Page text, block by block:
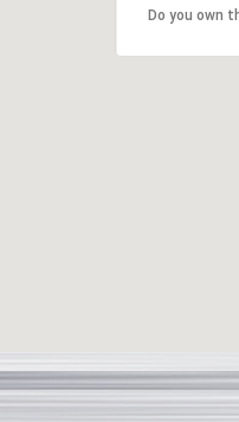
Do you own